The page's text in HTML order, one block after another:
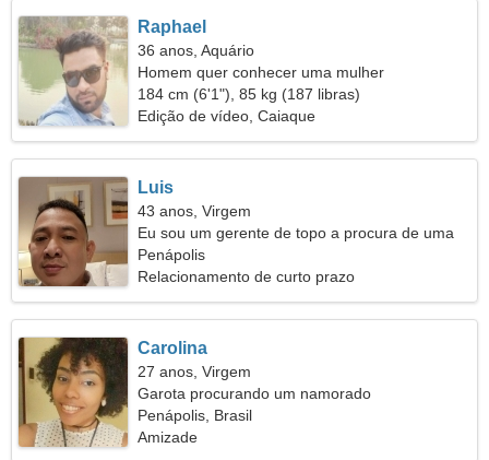
Raphael
36 anos, Aquário
Homem quer conhecer uma mulher
184 cm (6'1"), 85 kg (187 libras)
Edição de vídeo, Caiaque
Luis
43 anos, Virgem
Eu sou um gerente de topo a procura de uma
mulher amável
Penápolis
Relacionamento de curto prazo
Carolina
27 anos, Virgem
Garota procurando um namorado
Penápolis, Brasil
Amizade